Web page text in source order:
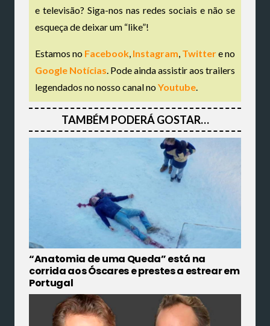
e televisão? Siga-nos nas redes sociais e não se
esqueça de deixar um “like”!
Estamos no Facebook, Instagram, Twittere no
Google Notícias. Pode ainda assistir aos trailers
legendados no nosso canal noYoutube.
TAMBÉM PODERÁ GOSTAR…
“Anatomia de uma Queda” está na
corrida aos Óscares e prestes a estrear em
Portugal